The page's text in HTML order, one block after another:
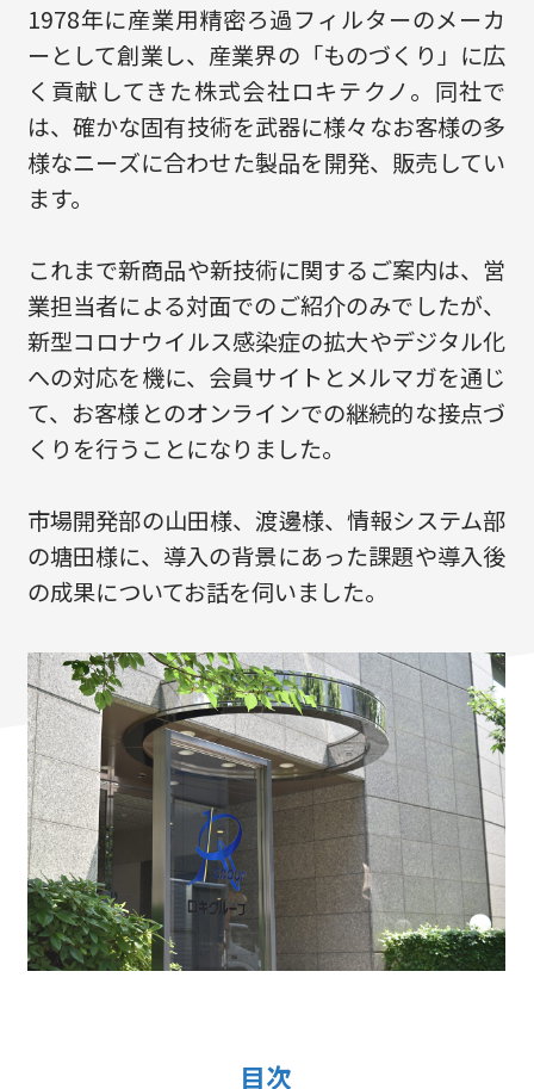
1978年に産業用精密ろ過フィルターのメーカ
ーとして創業し、産業界の「ものづくり」に広
く貢献してきた株式会社ロキテクノ。同社で
は、確かな固有技術を武器に様々なお客様の多
様なニーズに合わせた製品を開発、販売してい
ます。
これまで新商品や新技術に関するご案内は、営
業担当者による対面でのご紹介のみでしたが、
新型コロナウイルス感染症の拡大やデジタル化
への対応を機に、会員サイトとメルマガを通じ
て、お客様とのオンラインでの継続的な接点づ
くりを行うことになりました。
市場開発部の山田様、渡邊様、情報システム部
の塘田様に、導入の背景にあった課題や導入後
の成果についてお話を伺いました。
目次